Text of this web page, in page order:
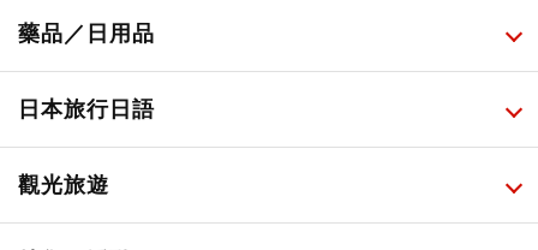
必吃的日式早餐
日本酒達人
藥妝店化妝品
健康/美容儀器
廚房家電
所有
伴手禮排行榜
免稅商店
藥品／日用品
所有
百圓商店
日常用藥
日本旅行日語
所有
觀光旅遊